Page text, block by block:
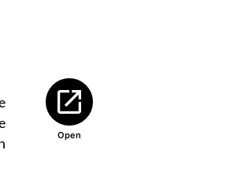
Open
Abre en nueva ventana